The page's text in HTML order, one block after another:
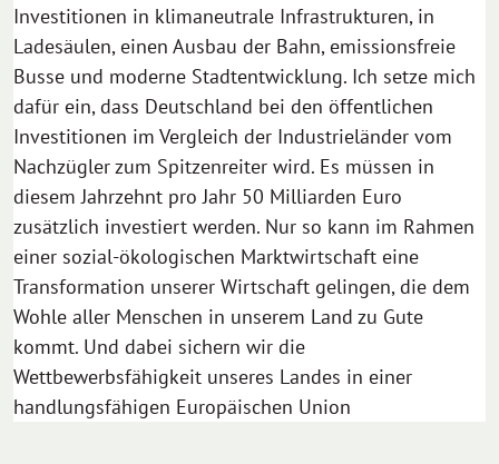
Investitionen in klimaneutrale Infrastrukturen, in
Ladesäulen, einen Ausbau der Bahn, emissionsfreie
Busse und moderne Stadtentwicklung. Ich setze mich
dafür ein, dass Deutschland bei den öffentlichen
Investitionen im Vergleich der Industrieländer vom
Nachzügler zum Spitzenreiter wird. Es müssen in
diesem Jahrzehnt pro Jahr 50 Milliarden Euro
zusätzlich investiert werden. Nur so kann im Rahmen
einer sozial-ökologischen Marktwirtschaft eine
Transformation unserer Wirtschaft gelingen, die dem
Wohle aller Menschen in unserem Land zu Gute
kommt. Und dabei sichern wir die
Wettbewerbsfähigkeit unseres Landes in einer
handlungsfähigen Europäischen Union